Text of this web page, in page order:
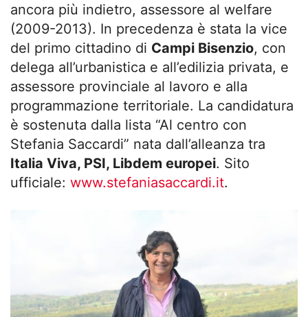
ancora più indietro, assessore al welfare
(2009-2013). In precedenza è stata la vice
del primo cittadino di Campi Bisenzio, con
delega all’urbanistica e all’edilizia privata, e
assessore provinciale al lavoro e alla
programmazione territoriale. La candidatura
è sostenuta dalla lista “Al centro con
Stefania Saccardi” nata dall’alleanza tra
Italia Viva, PSI, Libdem europei. Sito
ufficiale: www.stefaniasaccardi.it.